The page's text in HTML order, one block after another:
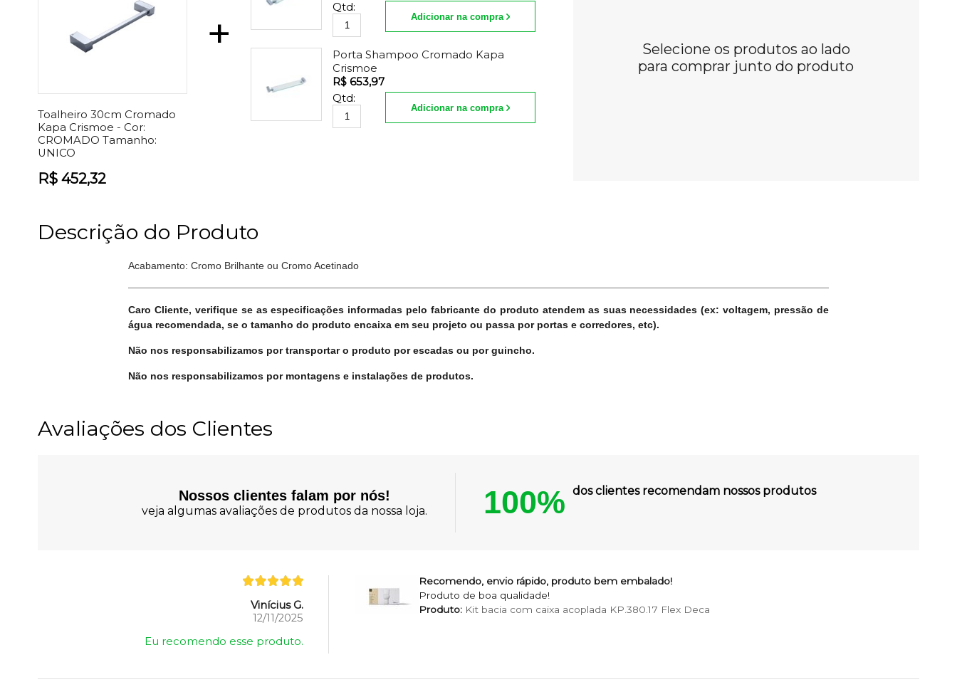
Toalheiro 30cm Cromado
Kapa Crismoe - Cor:
CROMADO Tamanho:
UNICO
R$ 452,32
+
Qtd:
Adicionar na compra
Porta Shampoo Cromado Kapa
Crismoe
R$ 653,97
Qtd:
Adicionar na compra
Selecione os produtos ao lado
para comprar junto do produto
Descrição do Produto
Acabamento: Cromo Brilhante ou Cromo Acetinado
Caro Cliente, verifique se as especificações informadas pelo fabricante do produto atendem as suas necessidades (ex: voltagem, pressão de
água recomendada, se o tamanho do produto encaixa em seu projeto ou passa por portas e corredores, etc).
Não nos responsabilizamos por transportar o produto por escadas ou por guincho.
Não nos responsabilizamos por montagens e instalações de produtos.
Avaliações dos Clientes
Nossos clientes falam por nós!
veja algumas avaliações de produtos da nossa loja. 100% dos clientes recomendam nossos produtos
Vinícius G.
12/11/2025
Eu recomendo esse produto.
Recomendo, envio rápido, produto bem embalado!
Produto de boa qualidade!
Produto:Kit bacia com caixa acoplada KP.380.17 Flex Deca